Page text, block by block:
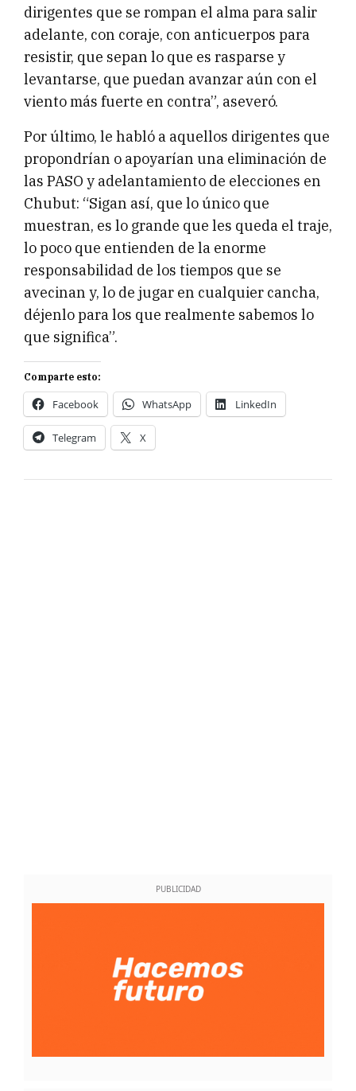
dirigentes que se rompan el alma para salir
adelante, con coraje, con anticuerpos para
resistir, que sepan lo que es rasparse y
levantarse, que puedan avanzar aún con el
viento más fuerte en contra”, aseveró.
Por último, le habló a aquellos dirigentes que
propondrían o apoyarían una eliminación de
las PASO y adelantamiento de elecciones en
Chubut: “Sigan así, que lo único que
muestran, es lo grande que les queda el traje,
lo poco que entienden de la enorme
responsabilidad de los tiempos que se
avecinan y, lo de jugar en cualquier cancha,
déjenlo para los que realmente sabemos lo
que significa”.
Comparte esto:
Facebook WhatsApp LinkedIn
Telegram X